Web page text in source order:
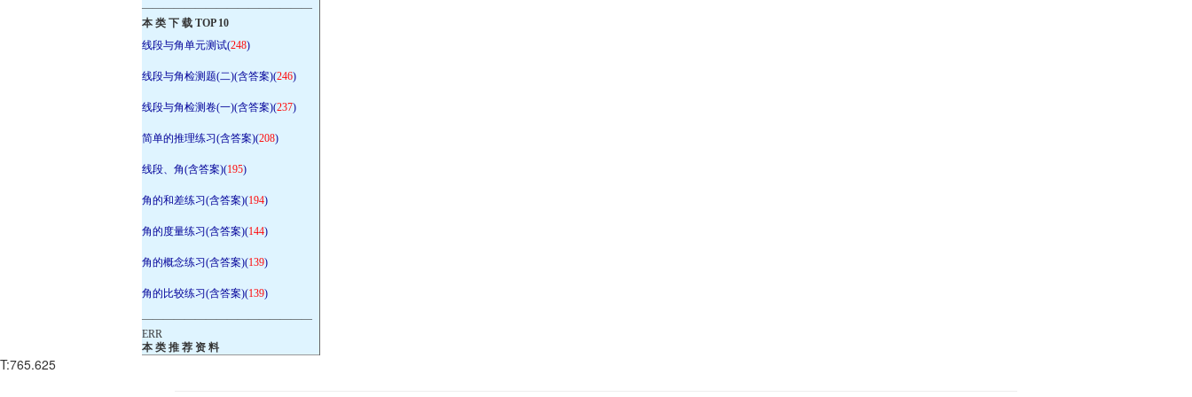
————————————————
本 类 下 载 TOP 10
线段与角单元测试(248)
线段与角检测题(二)(含答案)(246)
线段与角检测卷(一)(含答案)(237)
简单的推理练习(含答案)(208)
线段、角(含答案)(195)
角的和差练习(含答案)(194)
角的度量练习(含答案)(144)
角的概念练习(含答案)(139)
角的比较练习(含答案)(139)
————————————————
ERR
本 类 推 荐 资 料
T:765.625